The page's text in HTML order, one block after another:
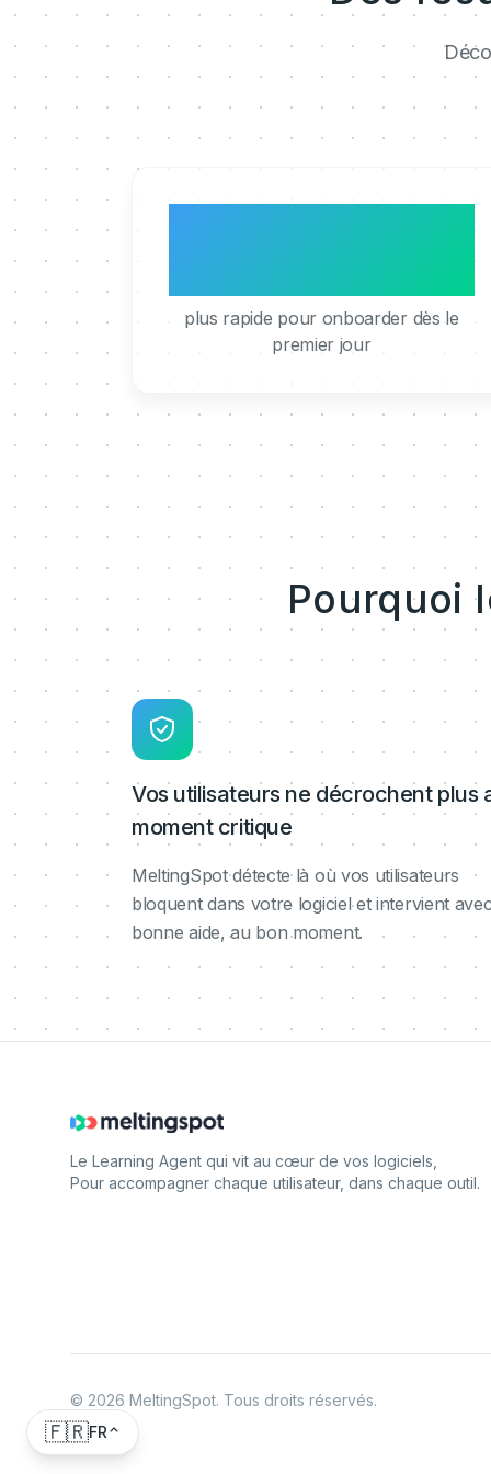
plus rapide pour onboarder dès le
premier jour
Pourquoi
Vos utilisateurs ne décrochent plus
moment critique
MeltingSpot détecte là où vos utilisateurs
bloquent dans votre logiciel et intervient
bonne aide, au bon moment.
Le Learning Agent qui vit au cœur de vos logiciels,
Pour accompagner chaque utilisateur, dans chaque outil.
© 2026 MeltingSpot. Tous droits réservés.
🇫🇷FR